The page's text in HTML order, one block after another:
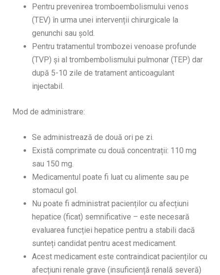
Pentru prevenirea tromboembolismului venos
(TEV) în urma unei intervenții chirurgicale la
genunchi sau șold.
Pentru tratamentul trombozei venoase profunde
(TVP) și al trombembolismului pulmonar (TEP) dar
după 5-10 zile de tratament anticoagulant
injectabil.
Mod de administrare:
Se administrează de două ori pe zi.
Există comprimate cu două concentrații: 110 mg
sau 150 mg.
Medicamentul poate fi luat cu alimente sau pe
stomacul gol.
Nu poate fi administrat pacienților cu afecțiuni
hepatice (ficat) semnificative – este necesară
evaluarea funcției hepatice pentru a stabili dacă
sunteți candidat pentru acest medicament.
Acest medicament este contraindicat pacienților cu
afecțiuni renale grave (insuficiență renală severă)